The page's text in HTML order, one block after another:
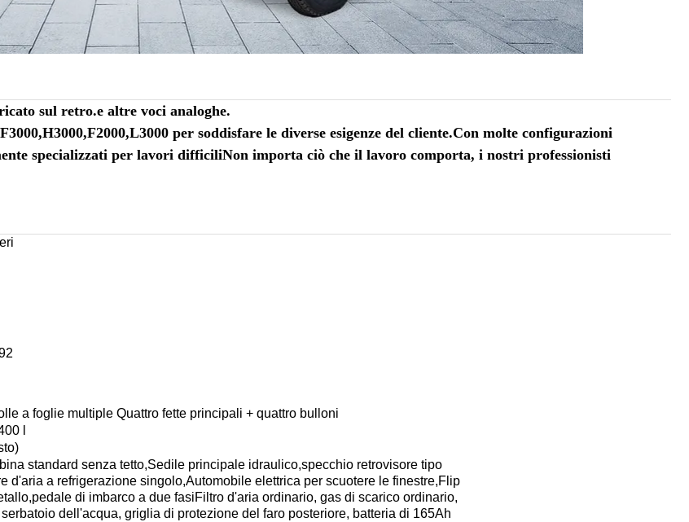
sul retro.e altre voci analoghe.
per soddisfare le diverse esigenze del cliente.Con molte configurazioni
specializzati per lavori difficiliNon importa ciò che il lavoro comporta, i nostri professionisti
a foglie multiple Quattro fette principali + quattro bulloni
l
standard senza tetto,Sedile principale idraulico,specchio retrovisore tipo
d'aria a refrigerazione singolo,Automobile elettrica per scuotere le finestre,Flip
di imbarco a due fasiFiltro d'aria ordinario, gas di scarico ordinario,
dell'acqua, griglia di protezione del faro posteriore, batteria di 165Ah